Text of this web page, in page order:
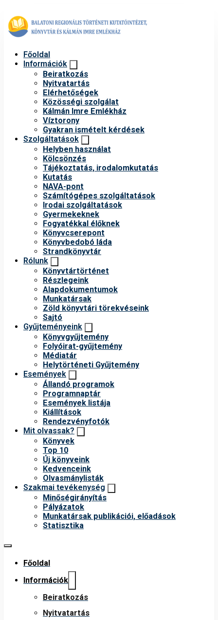
Főoldal
Információk
Beiratkozás
Nyitvatartás
Elérhetőségek
Közösségi szolgálat
Kálmán Imre Emlékház
Víztorony
Gyakran ismételt kérdések
Szolgáltatások
Helyben használat
Kölcsönzés
Tájékoztatás, irodalomkutatás
Kutatás
NAVA-pont
Számítógépes szolgáltatások
Irodai szolgáltatások
Gyermekeknek
Fogyatékkal élőknek
Könyvcserepont
Könyvbedobó láda
Strandkönyvtár
Rólunk
Könyvtártörténet
Részlegeink
Alapdokumentumok
Munkatársak
Zöld könyvtári törekvéseink
Sajtó
Gyűjteményeink
Könyvgyűjtemény
Folyóirat-gyűjtemény
Médiatár
Helytörténeti Gyűjtemény
Események
Állandó programok
Programnaptár
Események listája
Kiállítások
Rendezvényfotók
Mit olvassak?
Könyvek
Top 10
Új könyveink
Kedvenceink
Olvasmánylisták
Szakmai tevékenység
Minőségirányítás
Pályázatok
Munkatársak publikációi, előadások
Statisztika
Főoldal
Információk
Beiratkozás
Nyitvatartás